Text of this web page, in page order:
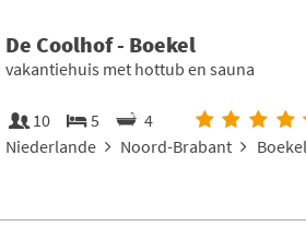
De Coolhof - Boekel
vakantiehuis met hottub en sauna
10 5
4
Niederlande
Noord-Brabant